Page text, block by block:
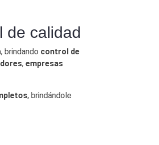
de calidad
, brindando control de
, empresas
, brindándole